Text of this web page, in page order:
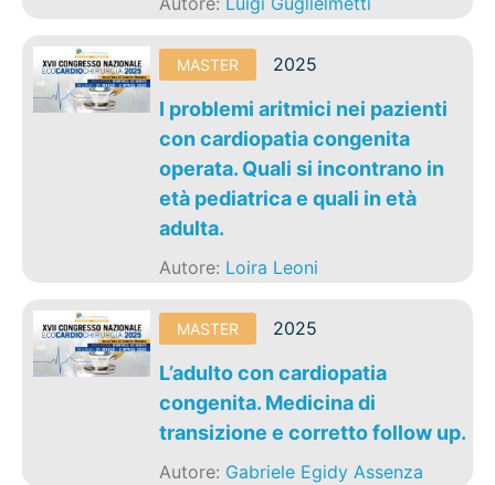
MASTER 2025
I problemi aritmici nei pazienti
con cardiopatia congenita
operata. Quali si incontrano in
età pediatrica e quali in età
adulta.
Autore: Loira Leoni
MASTER 2025
L’adulto con cardiopatia
congenita. Medicina di
transizione e corretto follow up.
Autore: Gabriele Egidy Assenza